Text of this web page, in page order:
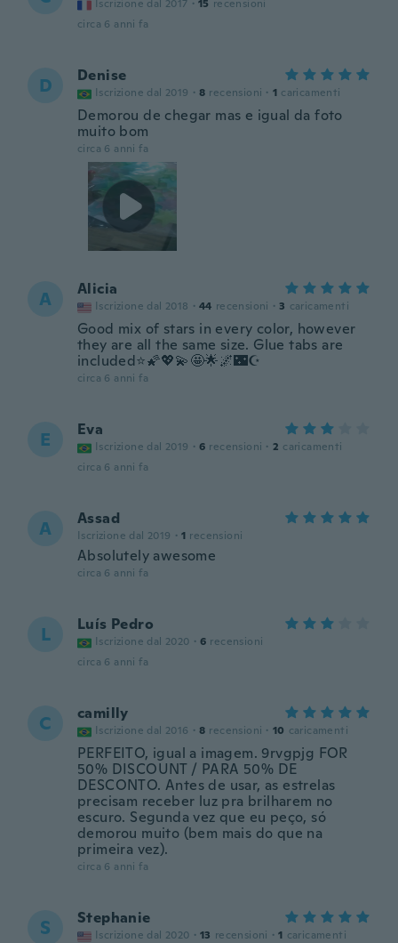
Iscrizione dal 2017 · 15 recensioni
circa 6 anni fa
D Denise
Iscrizione dal 2019 · 8 recensioni · 1 caricamenti
Demorou de chegar mas e igual da foto
muito bom
circa 6 anni fa
A Alicia
Iscrizione dal 2018 · 44 recensioni · 3 caricamenti
Good mix of stars in every color, however
they are all the same size. Glue tabs are
included⭐🌠💖💫🤩🌟🌌🌃☪️
circa 6 anni fa
E Eva
Iscrizione dal 2019 · 6 recensioni · 2 caricamenti
circa 6 anni fa
A Assad
Iscrizione dal 2019 · 1 recensioni
Absolutely awesome
circa 6 anni fa
L Luís Pedro
Iscrizione dal 2020 · 6 recensioni
circa 6 anni fa
C camilly
Iscrizione dal 2016 · 8 recensioni · 10 caricamenti
PERFEITO, igual a imagem. 9rvgpjg FOR
50% DISCOUNT / PARA 50% DE
DESCONTO. Antes de usar, as estrelas
precisam receber luz pra brilharem no
escuro. Segunda vez que eu peço, só
demorou muito (bem mais do que na
primeira vez).
circa 6 anni fa
S Stephanie
Iscrizione dal 2020 · 13 recensioni · 1 caricamenti